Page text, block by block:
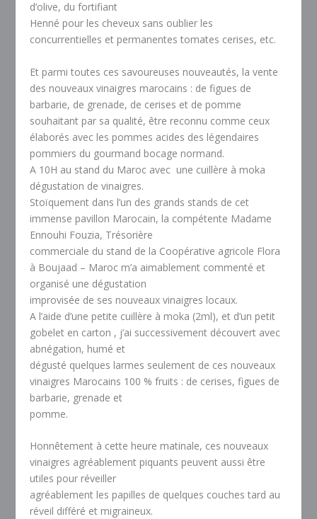
d’olive, du fortifiant
Henné pour les cheveux sans oublier les
concurrentielles et permanentes tomates cerises, etc.
Et parmi toutes ces savoureuses nouveautés, la vente
des nouveaux vinaigres marocains : de figues de
barbarie, de grenade, de cerises et de pomme
souhaitant par sa qualité, être reconnu comme ceux
élaborés avec les pommes acides des légendaires
pommiers du gourmand bocage normand.
A 10H au stand du Maroc avec une cuillère à moka
dégustation de vinaigres.
Stoïquement dans l’un des grands stands de cet
immense pavillon Marocain, la compétente Madame
Ennouhi Fouzia, Trésorière
commerciale du stand de la Coopérative agricole Flora
à Boujaad – Maroc m’a aimablement commenté et
organisé une dégustation
improvisée de ses nouveaux vinaigres locaux.
A l’aide d’une petite cuillère à moka (2ml), et d’un petit
gobelet en carton , j’ai successivement découvert avec
abnégation, humé et
dégusté quelques larmes seulement de ces nouveaux
vinaigres Marocains 100 % fruits : de cerises, figues de
barbarie, grenade et
pomme.
Honnêtement à cette heure matinale, ces nouveaux
vinaigres agréablement piquants peuvent aussi être
utiles pour réveiller
agréablement les papilles de quelques couches tard au
réveil différé et migraineux.